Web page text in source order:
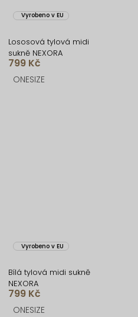
Vyrobeno v EU
Lososová tylová midi
sukně NEXORA
799 Kč
ONESIZE
Vyrobeno v EU
Bílá tylová midi sukně
NEXORA
799 Kč
ONESIZE